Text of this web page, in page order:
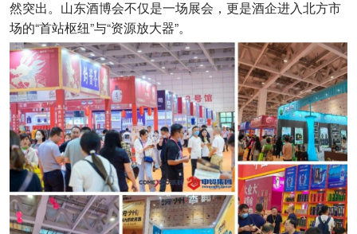
然突出。山东酒博会不仅是一场展会，更是酒企进入北方市
场的“首站枢纽”与“资源放大器”。